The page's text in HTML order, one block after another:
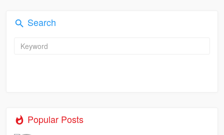
Search
Popular Posts